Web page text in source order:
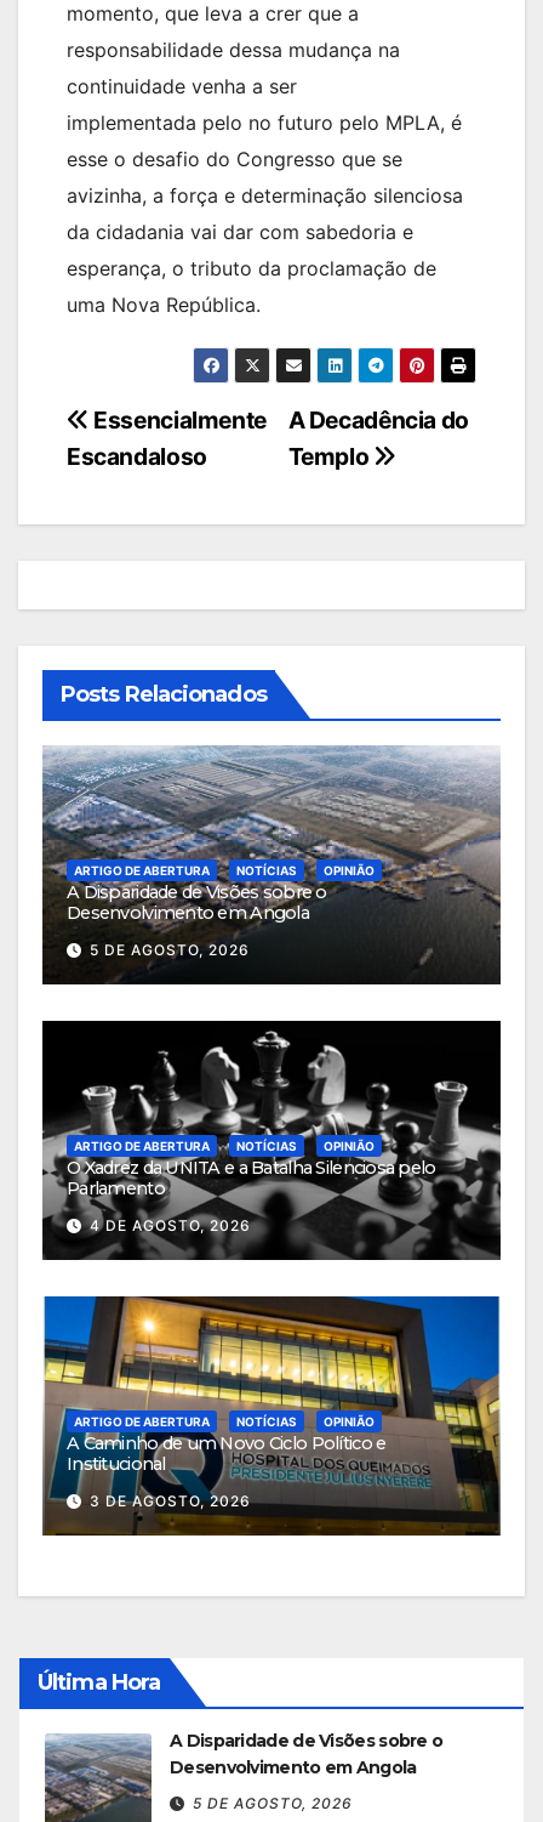
momento, que leva a crer que a
responsabilidade dessa mudança na
continuidade venha a ser
implementada pelo no futuro pelo MPLA, é
esse o desafio do Congresso que se
avizinha, a força e determinação silenciosa
da cidadania vai dar com sabedoria e
esperança, o tributo da proclamação de
uma Nova República.
Navegação
de
artigos
A Decadência do
Templo
Essencialmente
Escandaloso
Posts Relacionados
ARTIGO DE ABERTURA NOTÍCIAS OPINIÃO
A Disparidade de Visões sobre o
Desenvolvimento em Angola
5 DE AGOSTO, 2026
ARTIGO DE ABERTURA NOTÍCIAS OPINIÃO
O Xadrez da UNITA e a Batalha Silenciosa pelo
Parlamento
4 DE AGOSTO, 2026
ARTIGO DE ABERTURA NOTÍCIAS OPINIÃO
A Caminho de um Novo Ciclo Político e
Institucional
3 DE AGOSTO, 2026
Última Hora
A Disparidade de Visões sobre o
Desenvolvimento em Angola
5 DE AGOSTO, 2026